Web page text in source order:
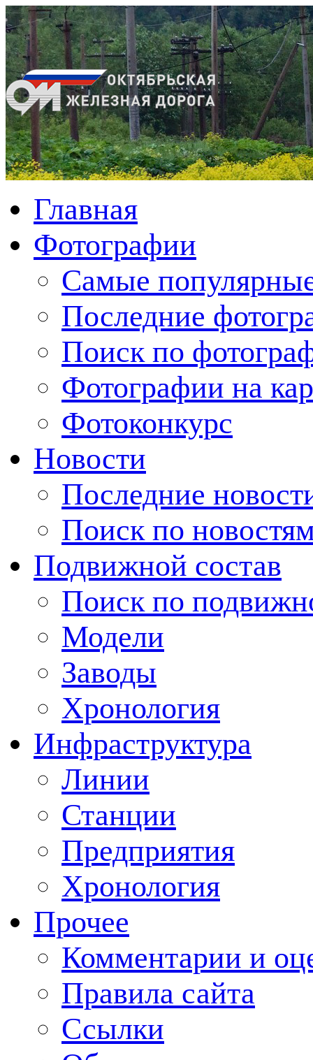
Главная
Фотографии
Cамые
Последние
Поиск по
Фотографии на
Фотоконкурс
Новости
Последние
Поиск по
Подвижной состав
Поиск по
Модели
Заводы
Хронология
Инфраструктура
Линии
Станции
Предприятия
Хронология
Прочее
Комментарии и
Правила сайта
Ссылки